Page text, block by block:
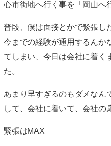
心市街地へ行く事を「岡山へ
普段、僕は面接とかで緊張し
今までの経験が通用するんか
てしまい、今日は会社に着く
た。
あまり早すぎるのもダメなん
して、会社に着いて、会社の
緊張はMAX